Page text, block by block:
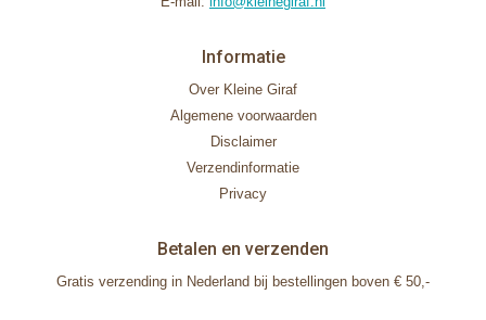
Informatie
Over Kleine Giraf
Algemene voorwaarden
Disclaimer
Verzendinformatie
Privacy
Betalen en verzenden
Gratis verzending in Nederland bij bestellingen boven € 50,-